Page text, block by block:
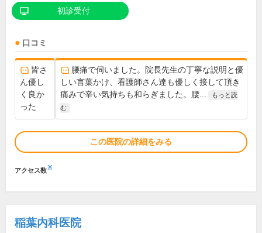
初診受付
口コミ
皆さ
ん優し
く良か
った
腰痛で伺いました。院長先生の丁寧な説明と優
しい言葉かけ、看護師さん達も優しく接して頂き
痛みで辛い気持ちも和らぎました。腰...
もっと読
む
この医院の詳細をみる
アクセス数※
稲葉内科医院